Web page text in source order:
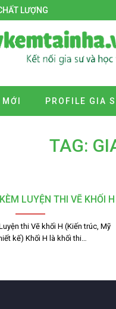
LƯỢNG
PROFILE GIA
TAG:
LUYỆN THI VẼ KHỐI H
thi Vẽ khối H (Kiến trúc, Mỹ
kế) Khối H là khối thi…